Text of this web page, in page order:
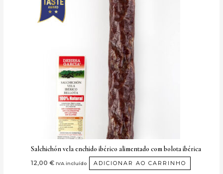
Salchichón vela enchido ibérico alimentado com bolota ibérica
12,00€ IVA incluído ADICIONAR AO CARRINHO